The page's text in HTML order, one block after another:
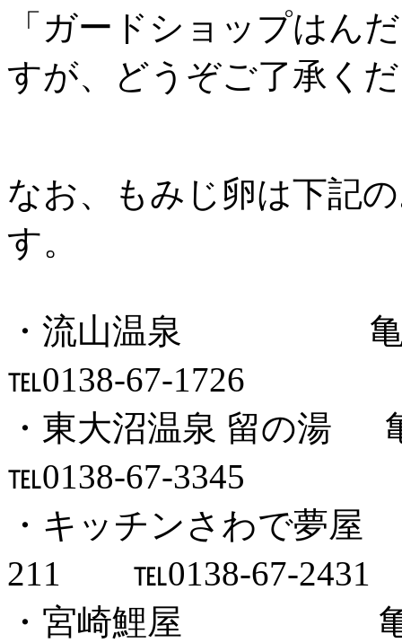
「ガードショップはん
すが、どうぞご了承く
なお、もみじ卵は下記
す。
・流山温泉 亀田
℡0138-67-1726
・東大沼温泉 留の
℡0138-67-3345
・キッチンさわで夢
211 ℡0138-67-2431
・宮崎鯉屋 亀田